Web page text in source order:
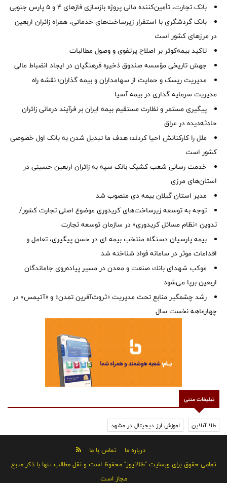
بانک تجارت، تأمین‌کننده مالی پروژه بازسازی فازهای ۴ و ۵ پارس جنوبی
بانک گردشگری با استقرار زیرساخت‌های خدماتی، همراه زائران اربعین
در مرزهای کشور است
تاکید بیمه‌کوثر بر اصلاح پرتفوی و وصول مطالبات ‌
جهش تاریخی مؤسسه صندوق ذخیره فرهنگیان در ایجاد انضباط مالی
مدیریت ریسک و حمایت از سهامداران و بیمه گذاران؛ نقشه راه
مدیریت سرمایه گذاری در بیمه آسیا
پیگیری مستمر و نظارت مستقیم بیمه ایران بر فرآیند درمانی زائران
حادثه‌دیده در عراق
ملل را کارکنانش احیا کردند؛ هدف ما تبدیل شدن به بانک اول خصوصی
کشور است
خدمت رسانی شعب کشیک بانک سپه به زائران اربعین حسینی در
استان‌‌های مرزی
‌مدیر استان گیلان بیمه دی منصوب شد
توجه به توسعه زیرساخت‌های کریدوری موضوع اصلی تجارت کشور/
تدوین «نظام مسائل کریدوری» در سازمان توسعه تجارت
بیمه پارسیان دستگاه منتخب بیمه ای در حسن پیگیری، تعامل و
اقدامات موثر در سامانه فواد شناخته شد
موكب شهدای بانك صنعت و معدن در مسیر پیاده‌روی جاماندگان
اربعین برپا می‌شود
رشد چشمگیر منابع تحت مدیریت «ثروت‌آفرین تمدن» و «آتیمس» در
چهارماهه نخست سال
تبلیغات متنی
طلا آنلاین اموزش ارز دیجیتال در مشهد
درباره ما
تماس با ما
تمامی حقوق برای وبسایت "طلانیوز" محفوظ است و نقل مطالب تنها با ذکر منبع
مجاز است